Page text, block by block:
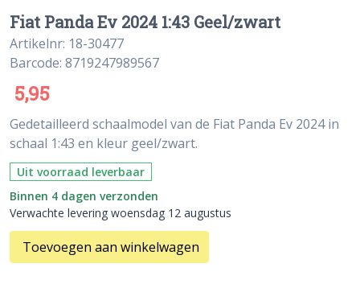
Fiat Panda Ev 2024 1:43 Geel/zwart
Artikelnr: 18-30477
Barcode: 8719247989567
5,95
Gedetailleerd schaalmodel van de Fiat Panda Ev 2024 in
schaal 1:43 en kleur geel/zwart.
Uit voorraad leverbaar
Binnen 4 dagen verzonden
Verwachte levering woensdag 12 augustus
Toevoegen aan winkelwagen